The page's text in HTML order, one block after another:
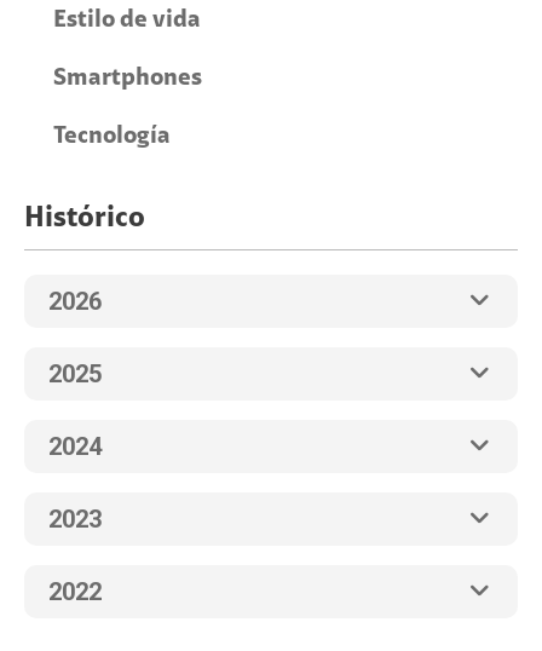
Estilo de vida
Smartphones
Tecnología
Histórico
2026
2025
2024
2023
2022